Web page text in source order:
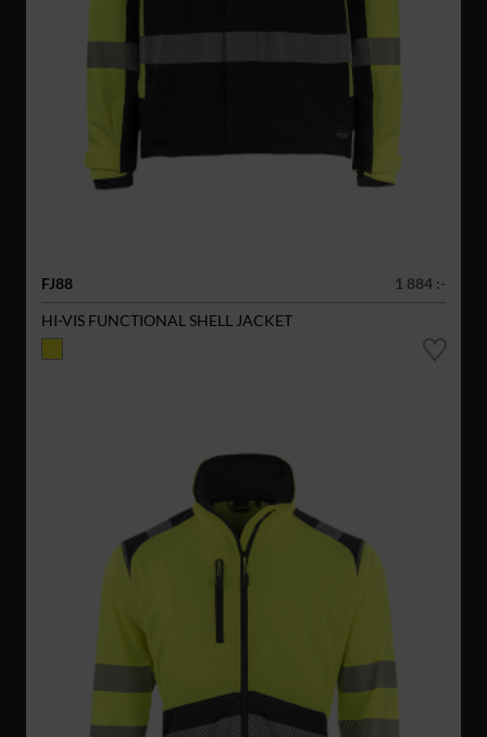
FJ88
1 884 :-
HI-VIS FUNCTIONAL SHELL JACKET